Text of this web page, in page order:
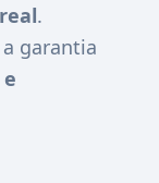
.
garantia